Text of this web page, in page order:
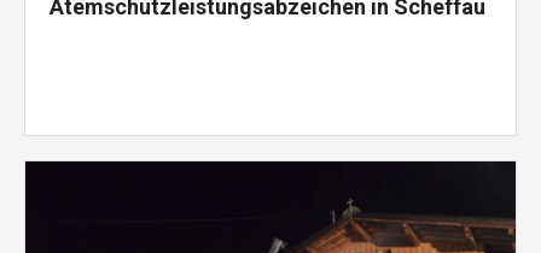
Atemschutzleistungsabzeichen in Scheffau